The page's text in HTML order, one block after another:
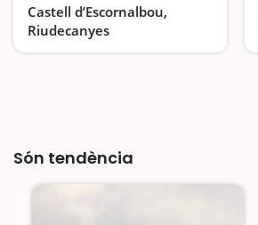
Castell d’Escornalbou,
Riudecanyes
Un castell amb unes impressionats vistes al Camp de Tarragona
Són tendència